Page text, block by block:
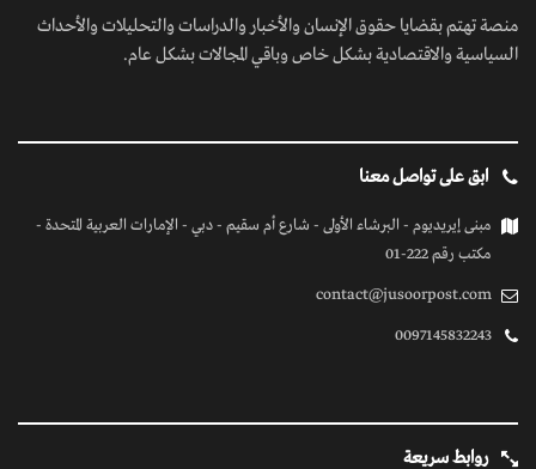
منصة تهتم بقضايا حقوق الإنسان والأخبار والدراسات والتحليلات والأحداث
السياسية والاقتصادية بشكل خاص وباقي المجالات بشكل عام.
ابق على تواصل معنا
مبنى إيريديوم - البرشاء الأولى - شارع أم سقيم - دبي - الإمارات العربية المتحدة -
مكتب رقم 222-01
contact@jusoorpost.com
0097145832243
روابط سريعة